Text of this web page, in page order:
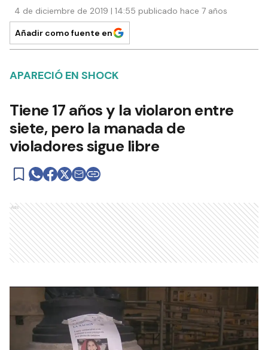
4 de diciembre de 2019 | 14:55 publicado hace 7 años
Añadir como fuente en
APARECIÓ EN SHOCK
Tiene 17 años y la violaron entre
siete, pero la manada de
violadores sigue libre
Ads